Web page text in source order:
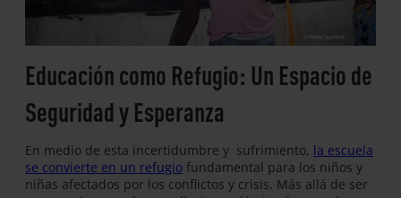
Educación como Refugio: Un Espacio de
Seguridad y Esperanza
En medio de esta incertidumbre y sufrimiento, la escuela
se convierte en un refugio fundamental para los niños y
niñas afectados por los conflictos y crisis. Más allá de ser